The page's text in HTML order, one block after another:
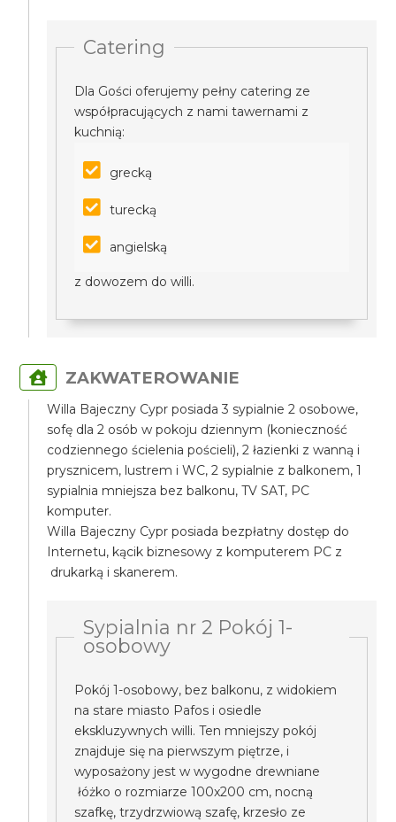
Catering
Dla Gości oferujemy pełny catering ze
współpracujących z nami tawernami z
kuchnią:
grecką
turecką
angielską
z dowozem do willi.
ZAKWATEROWANIE
Willa Bajeczny Cypr posiada 3 sypialnie 2 osobowe,
sofę dla 2 osób w pokoju dziennym (konieczność
codziennego ścielenia pościeli), 2 łazienki z wanną i
prysznicem, lustrem i WC, 2 sypialnie z balkonem, 1
sypialnia mniejsza bez balkonu, TV SAT, PC
komputer.
Willa Bajeczny Cypr posiada bezpłatny dostęp do
Internetu, kącik biznesowy z komputerem PC z
drukarką i skanerem.
Sypialnia nr 2 Pokój 1-
osobowy
Pokój 1-osobowy, bez balkonu, z widokiem
na stare miasto Pafos i osiedle
ekskluzywnych willi. Ten mniejszy pokój
znajduje się na pierwszym piętrze, i
wyposażony jest w wygodne drewniane
łóżko o rozmiarze 100x200 cm, nocną
szafkę, trzydrzwiową szafę, krzesło ze